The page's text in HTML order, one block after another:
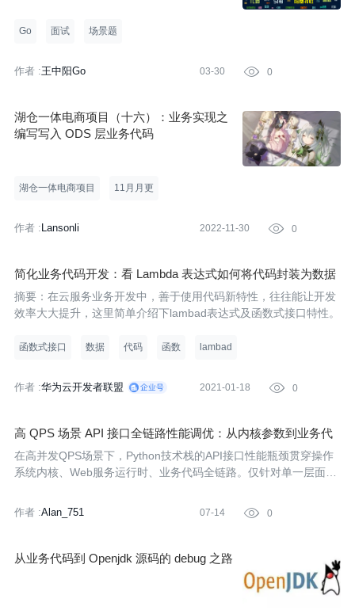
Go 面试 场景题
作者 :王中阳Go 03-30  0
湖仓一体电商项目（十六）：业务实现之
编写写入 ODS 层业务代码
湖仓一体电商项目 11月月更
作者 : Lansonli 2022-11-30  0
简化业务代码开发：看 Lambda 表达式如何将代码封装为数据
摘要：在云服务业务开发中，善于使用代码新特性，往往能让开发
效率大大提升，这里简单介绍下lambad表达式及函数式接口特性。
函数式接口 数据 代码 函数 lambad
作者 :华为云开发者联盟 2021-01-18  0
高 QPS 场景 API 接口全链路性能调优：从内核参数到业务代
码的三大核心方向
在高并发QPS场景下，Python技术栈的API接口性能瓶颈贯穿操作
系统内核、Web服务运行时、业务代码全链路。仅针对单一层面调
资源、中间件架构到业务逻辑进行系统性优化。本文从三大核心维
度拆解全链路
作者 :Alan_751 07-14  0
从业务代码到 Openjdk 源码的 debug 之路